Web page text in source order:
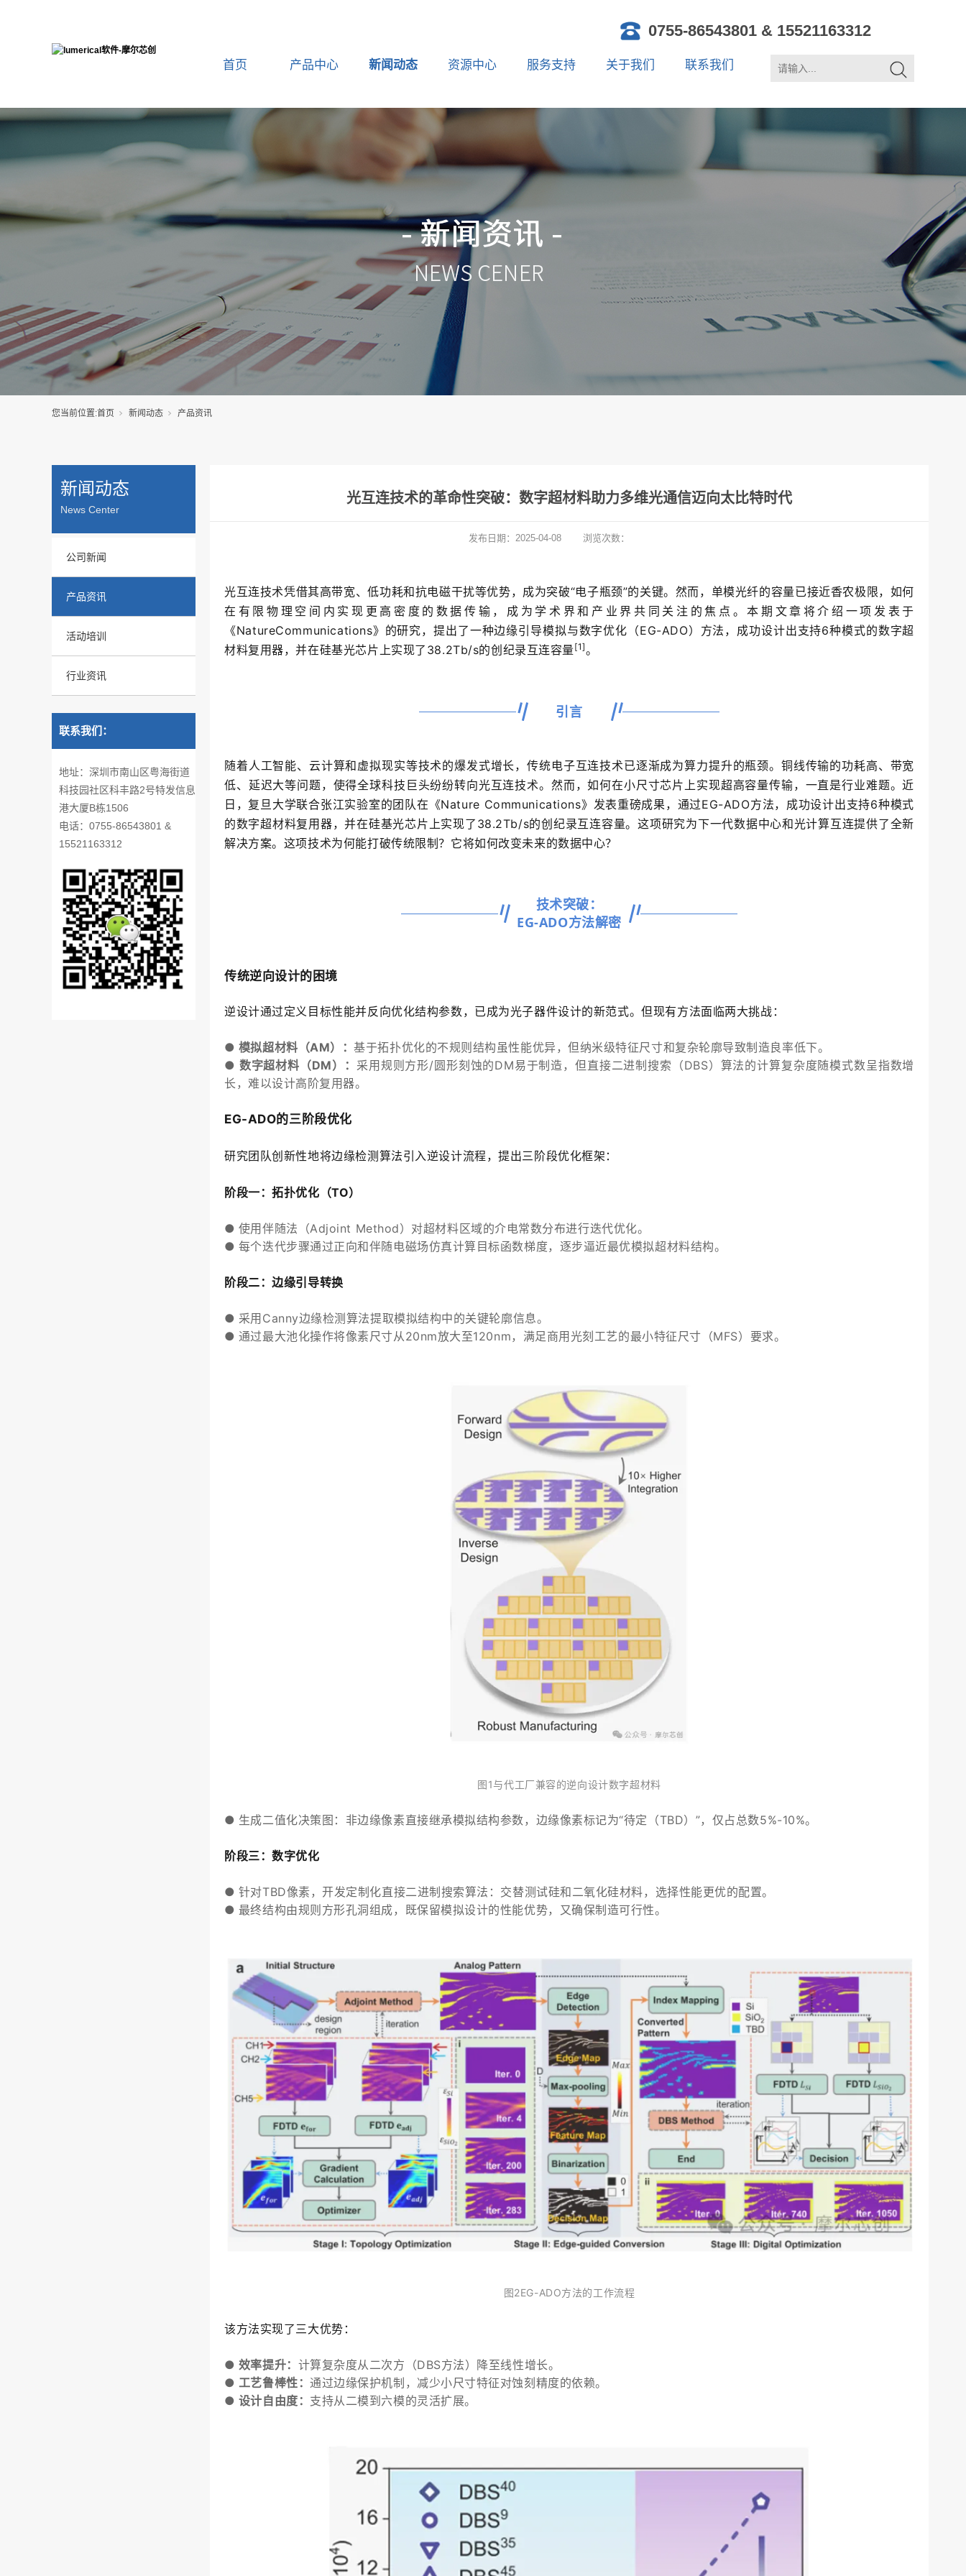
0755-86543801 & 15521163312
首页 产品中心 新闻动态 资源中心 服务支持 关于我们 联系我们
您当前位置:首页 新闻动态 产品资讯
新闻动态
News Center
公司新闻
产品资讯
活动培训
行业资讯
联系我们：
地址：深圳市南山区粤海街道
科技园社区科丰路2号特发信息
港大厦B栋1506
电话：0755-86543801 &
15521163312
光互连技术的革命性突破：数字超材料助力多维光通信迈向太比特时代
发布日期： 2025-04-08 浏览次数：
光互连技术凭借其高带宽、低功耗和抗电磁干扰等优势，成为突破“电子瓶颈”的关键。然而，单模光纤的容量已接近香农极限，如何
在有限物理空间内实现更高密度的数据传输，成为学术界和产业界共同关注的焦点。本期文章将介绍一项发表于
《NatureCommunications》的研究，提出了一种边缘引导模拟与数字优化（EG-ADO）方法，成功设计出支持6种模式的数字超
材料复用器，并在硅基光芯片上实现了38.2Tb/s的创纪录互连容量 [1]。
引言
随着人工智能、云计算和虚拟现实等技术的爆发式增长，传统电子互连技术已逐渐成为算力提升的瓶颈。铜线传输的功耗高、带宽
低、延迟大等问题，使得全球科技巨头纷纷转向光互连技术。然而，如何在小尺寸芯片上实现超高容量传输，一直是行业难题。近
日，复旦大学联合张江实验室的团队在《Nature Communications》发表重磅成果，通过EG-ADO方法，成功设计出支持6种模式
的数字超材料复用器，并在硅基光芯片上实现了38.2Tb/s的创纪录互连容量。这项研究为下一代数据中心和光计算互连提供了全新
解决方案。这项技术为何能打破传统限制？它将如何改变未来的数据中心？
技术突破：
EG-ADO方法解密
传统逆向设计的困境
逆设计通过定义目标性能并反向优化结构参数，已成为光子器件设计的新范式。但现有方法面临两大挑战：
● 模拟超材料（AM）：基于拓扑优化的不规则结构虽性能优异，但纳米级特征尺寸和复杂轮廓导致制造良率低下。
● 数字超材料（DM）： 采用规则方形/圆形刻蚀的DM易于制造，但直接二进制搜索（DBS）算法的计算复杂度随模式数呈指数增
长，难以设计高阶复用器。
EG-ADO的三阶段优化
研究团队创新性地将边缘检测算法引入逆设计流程，提出三阶段优化框架：
阶段一：拓扑优化（TO）
● 使用伴随法（Adjoint Method）对超材料区域的介电常数分布进行迭代优化。
● 每个迭代步骤通过正向和伴随电磁场仿真计算目标函数梯度，逐步逼近最优模拟超材料结构。
阶段二：边缘引导转换
● 采用Canny边缘检测算法提取模拟结构中的关键轮廓信息。
● 通过最大池化操作将像素尺寸从20nm放大至120nm，满足商用光刻工艺的最小特征尺寸（MFS）要求。
图1与代工厂兼容的逆向设计数字超材料
● 生成二值化决策图：非边缘像素直接继承模拟结构参数，边缘像素标记为“待定（TBD）”，仅占总数5%-10%。
阶段三：数字优化
● 针对TBD像素，开发定制化直接二进制搜索算法：交替测试硅和二氧化硅材料，选择性能更优的配置。
● 最终结构由规则方形孔洞组成，既保留模拟设计的性能优势，又确保制造可行性。
图2EG-ADO方法的工作流程
该方法实现了三大优势：
● 效率提升： 计算复杂度从二次方（DBS方法）降至线性增长。
● 工艺鲁棒性 ：通过边缘保护机制，减少小尺寸特征对蚀刻精度的依赖。
● 设计自由度 ： 支持从二模到六模的灵活扩展。